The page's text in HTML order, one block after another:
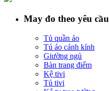
May đo theo yêu cầu
Tủ quần áo
Tú áo cánh kính
Giường ngủ
Bàn trang điểm
Kệ tivi
Tủ tivi